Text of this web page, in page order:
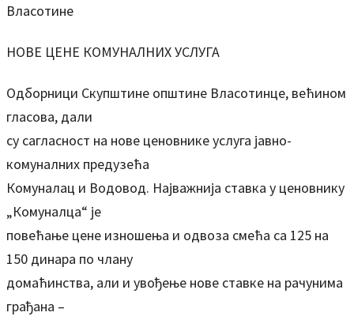
Власотинe
НОВЕ ЦЕНЕ КОМУНАЛНИХ УСЛУГА
Одборници Скупштине општине Власотинце, већином
гласова, дали
су сагласност на нове ценовнике услуга јавно-
комуналних предузећа
Комуналац и Водовод. Најважнија ставка у ценовнику
„Комуналца“ је
повећање цене изношења и одвоза смећа са 125 на
150 динара по члану
домаћинства, али и увођење нове ставке на рачунима
грађана –